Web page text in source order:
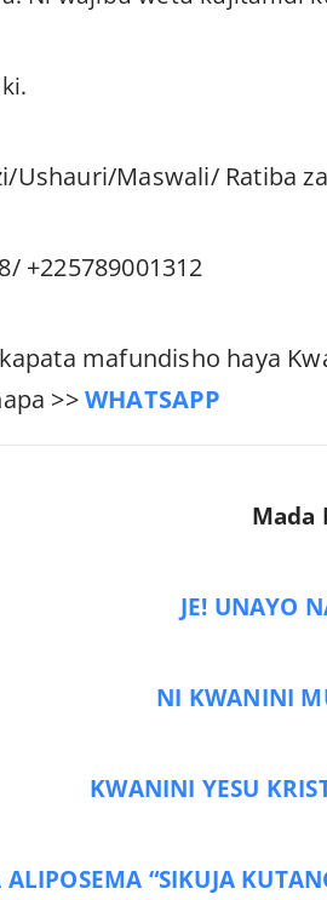
Ushauri/Maswali/ Ratiba
+225789001312
mafundisho haya
>>WHATSAPP
Mada
JE! UNAYO
NI KWANINI
KWANINI YESU
“SIKUJA